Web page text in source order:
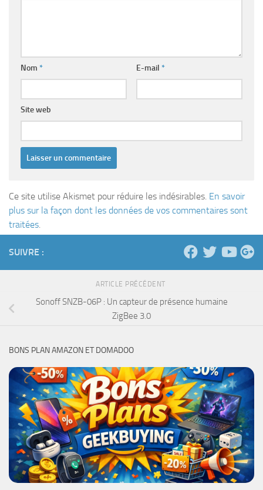
Nom * E-mail *
Site web
Ce site utilise Akismet pour réduire les indésirables. En savoir
plus sur la façon dont les données de vos commentaires sont
traitées.
SUIVRE :
ARTICLE PRÉCÉDENT
Sonoff SNZB-06P : Un capteur de présence humaine
ZigBee 3.0
BONS PLAN AMAZON ET DOMADOO